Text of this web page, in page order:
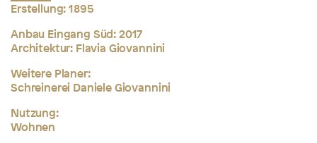
Erstellung: 1895
Anbau Eingang Süd: 2017
Architektur: Flavia Giovannini
Weitere Planer:
Schreinerei Daniele Giovannini
Nutzung:
Wohnen